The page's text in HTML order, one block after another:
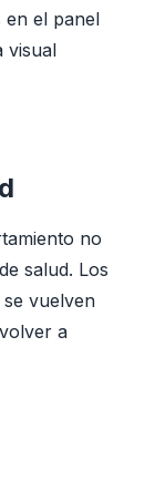
en el panel
visual
no
salud. Los
vuelven
a